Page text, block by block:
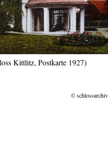
Kittlitz, Postkarte 1927)
©